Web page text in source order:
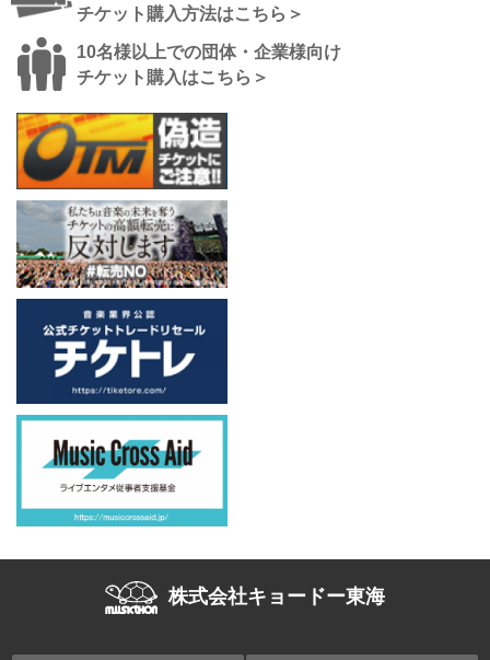
チケット購入方法はこちら＞
10名様以上での団体・企業様向け
チケット購入はこちら＞
株式会社キョードー東海